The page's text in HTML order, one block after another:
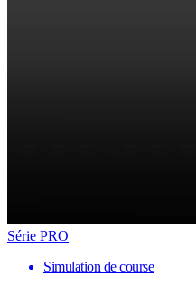
Série PRO
Simulation de course